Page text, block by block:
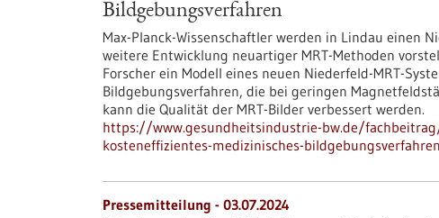
Bildgebungsverfahren
Max-Planck-Wissenschaftler werden in Lindau einen
weitere Entwicklung neuartiger MRT-Methoden
Forscher ein Modell eines neuen Niederfeld-MRT-
Bildgebungsverfahren, die bei geringen
kann die Qualität der MRT-Bilder verbessert werden.
https://www.gesundheitsindustrie-bw.de/
kosteneffizientes-medizinisches-bildgebungsverfahren
Pressemitteilung - 03.07.2024